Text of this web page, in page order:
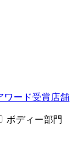
ワード受賞店舗
ボディー部門